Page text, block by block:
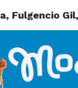
Fulgencio